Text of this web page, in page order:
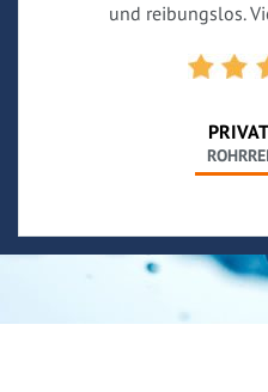
und reibungslos.